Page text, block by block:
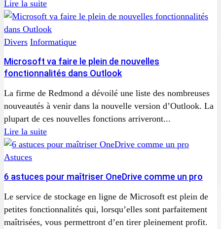
Lire la suite
Divers Informatique
Microsoft va faire le plein de nouvelles
fonctionnalités dans Outlook
La firme de Redmond a dévoilé une liste des nombreuses
nouveautés à venir dans la nouvelle version d’Outlook. La
plupart de ces nouvelles fonctions arriveront...
Lire la suite
Astuces
6 astuces pour maîtriser OneDrive comme un pro
Le service de stockage en ligne de Microsoft est plein de
petites fonctionnalités qui, lorsqu’elles sont parfaitement
maîtrisées, vous permettront d’en tirer pleinement profit.